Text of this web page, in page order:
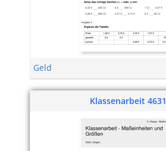
Geld
Klassenarbeit 4631